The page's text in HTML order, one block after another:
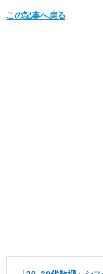
この記事へ戻る